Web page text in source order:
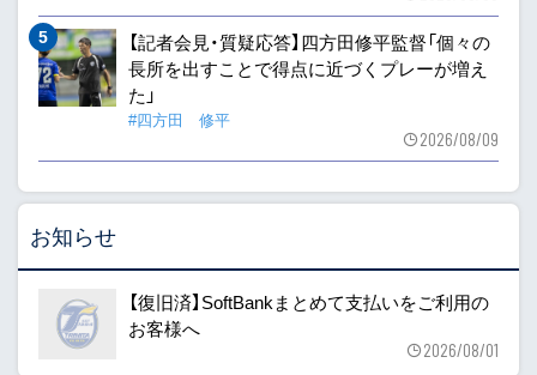
【記者会見・質疑応答】四方田修平監督「個々の
長所を出すことで得点に近づくプレーが増え
た」
#四方田 修平
2026/08/09
お知らせ
【復旧済】SoftBankまとめて支払いをご利用の
お客様へ
2026/08/01